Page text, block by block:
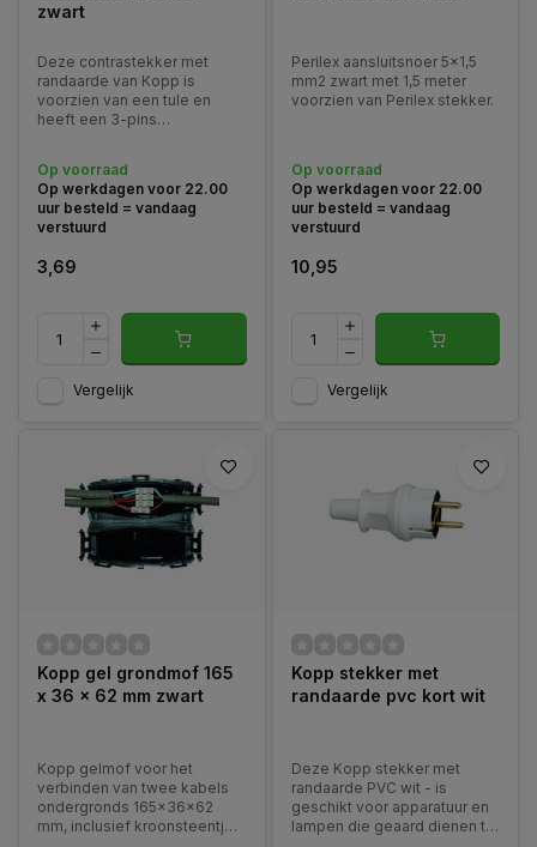
zwart
Deze contrastekker met
randaarde van Kopp is
voorzien van een tule en
heeft een 3-pins
voor geaarde stekkers en
apparatuur binnenshuis.
Op voorraad
Op werkdagen voor 22.00
uur besteld = vandaag
verstuurd
3,69
Vergelijk
Perilex aansluitsnoer 5x1,5
mm2 zwart met 1,5 meter
voorzien van Perilex stekker.
Op voorraad
Op werkdagen voor 22.00
uur besteld = vandaag
verstuurd
10,95
Vergelijk
Kopp gel grondmof 165
x 36 x 62 mm zwart
Kopp gelmof voor het
verbinden van twee kabels
ondergronds 165x36x62
mm, inclusief kroonsteentje
Kopp stekker met
randaarde pvc kort wit
Deze Kopp stekker met
randaarde PVC wit - is
geschikt voor apparatuur en
lampen die geaard dienen te